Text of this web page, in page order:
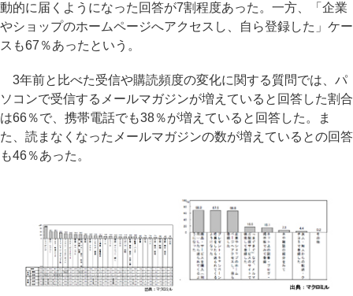
動的に届くようになった回答が7割程度あった。一方、「企業
やショップのホームページへアクセスし、自ら登録した」ケー
スも67％あったという。
3年前と比べた受信や購読頻度の変化に関する質問では、パ
ソコンで受信するメールマガジンが増えていると回答した割合
は66％で、携帯電話でも38％が増えていると回答した。ま
た、読まなくなったメールマガジンの数が増えているとの回答
も46％あった。